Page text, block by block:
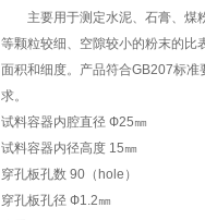
主要用于测定水泥、石膏、煤
等颗粒较细、空隙较小的粉末的比
面积和细度。产品符合GB207标准
求。
试料容器内腔直径 Ф25㎜
试料容器内径高度 15㎜
穿孔板孔数 90（hole）
穿孔板孔径 Ф1.2㎜